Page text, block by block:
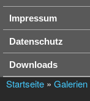
Impressum
Datenschutz
Downloads
Startseite » Galerien